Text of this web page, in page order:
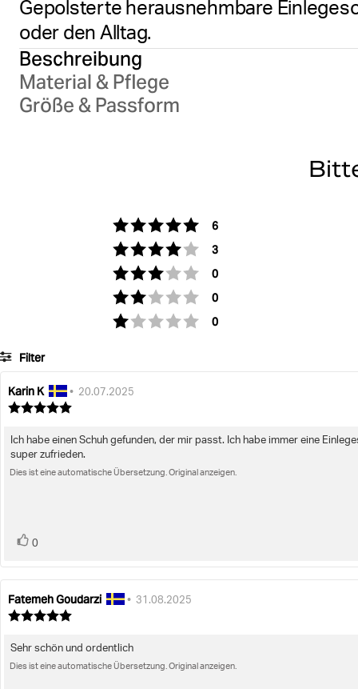
Gepolsterte herausnehmbare
oder den Alltag.
Beschreibung
Material & Pflege
Größe & Passform
Bewertung: 5 von 5 Sternen
6
Bewertung: 4 von 5 Sternen
3
Bewertung: 3 von 5 Sternen
0
Bewertung: 2 von 5 Sternen
0
Bewertung: 1 von 5 Sternen
0
Filter
Autor
der
Karin K • Bewertungsdatum:
20.07.2025
von
5
Sternen
Rezensionstext:
Ich habe einen Schuh gefunden, der mir passt. Ich habe immer eine
super zufrieden.
Dies ist eine automatische Übersetzung. Original anzeigen.
Stimme
0
Autor
der
Fatemeh Goudarzi • Bewertungsdatum:
31.08.2025
von
5
Sternen
Rezensionstext:
Sehr schön und ordentlich
Dies ist eine automatische Übersetzung. Original anzeigen.